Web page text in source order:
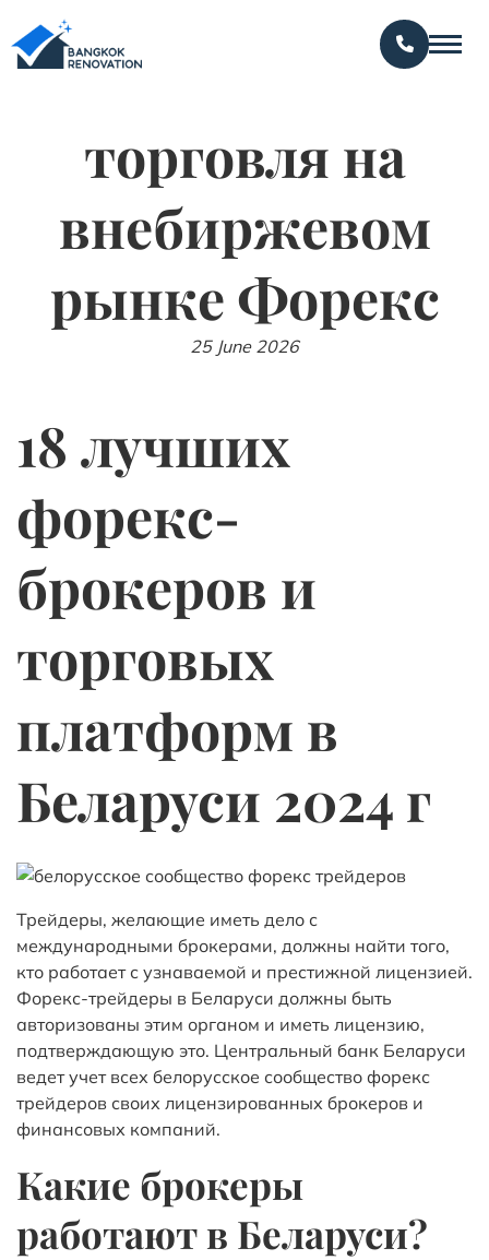
торговля на
внебиржевом
рынке Форекс
25 June 2026
18 лучших
форекс-
брокеров и
торговых
платформ в
Беларуси 2024 г
Трейдеры, желающие иметь дело с
международными брокерами, должны найти того,
кто работает с узнаваемой и престижной лицензией.
Форекс-трейдеры в Беларуси должны быть
авторизованы этим органом и иметь лицензию,
подтверждающую это. Центральный банк Беларуси
ведет учет всех белорусское сообщество форекс
трейдеровсвоих лицензированных брокеров и
финансовых компаний.
Какие брокеры
работают в Беларуси?